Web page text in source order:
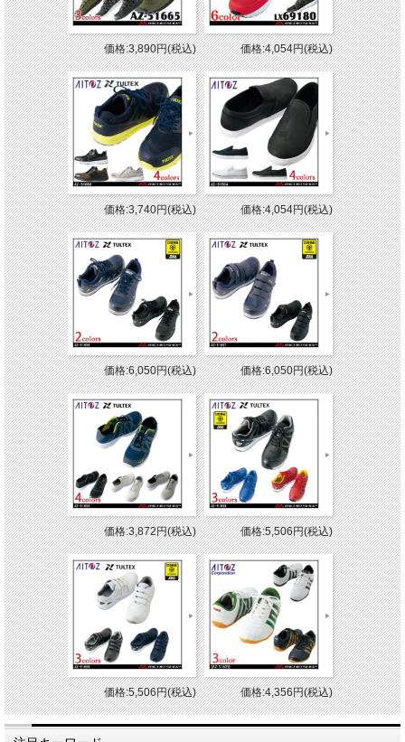
価格:3,890円(税込) 価格:4,054円(税込)
価格:3,740円(税込) 価格:4,054円(税込)
価格:6,050円(税込) 価格:6,050円(税込)
価格:3,872円(税込) 価格:5,506円(税込)
価格:5,506円(税込) 価格:4,356円(税込)